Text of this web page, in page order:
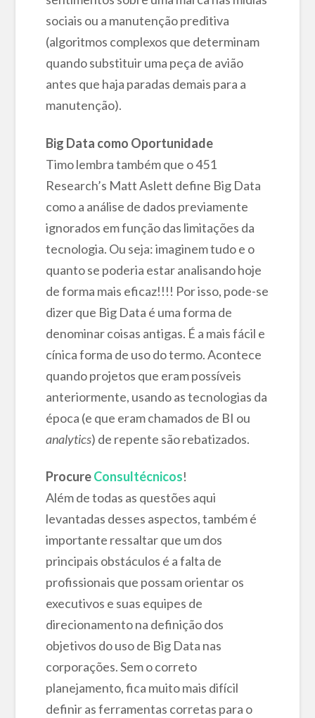
sociais ou a manutenção preditiva
(algoritmos complexos que determinam
quando substituir uma peça de avião
antes que haja paradas demais para a
manutenção).
Big Data como Oportunidade
Timo lembra também que o 451
Research’s Matt Aslett define Big Data
como a análise de dados previamente
ignorados em função das limitações da
tecnologia. Ou seja: imaginem tudo e o
quanto se poderia estar analisando hoje
de forma mais eficaz!!!! Por isso, pode-se
dizer que Big Data é uma forma de
denominar coisas antigas. É a mais fácil e
cínica forma de uso do termo. Acontece
quando projetos que eram possíveis
anteriormente, usando as tecnologias da
época (e que eram chamados de BI ou
analytics) de repente são rebatizados.
ProcureConsultécnicos!
Além de todas as questões aqui
levantadas desses aspectos, também é
importante ressaltar que um dos
principais obstáculos é a falta de
profissionais que possam orientar os
executivos e suas equipes de
direcionamento na definição dos
objetivos do uso de Big Data nas
corporações. Sem o correto
planejamento, fica muito mais difícil
definir as ferramentas corretas para o